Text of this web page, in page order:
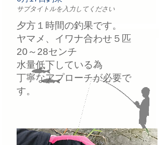
サブタイトルを入力してください
夕方１時間の釣果です。
ヤマメ、イワナ合わせ５匹
20～28センチ
水量低下している為
丁寧なアプローチが必要で
す。